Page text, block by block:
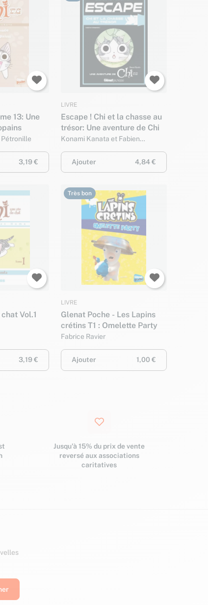
13: Une
3,19 €
LIVRE
Escape ! Chi et la chasse au
trésor: Une aventure de Chi
Konami Kanata et Fabien
Ajouter
4,84 €
Vol.1
3,19 €
Très bon
LIVRE
Glenat Poche - Les Lapins
crétins T1 : Omelette Party
Fabrice Ravier
Ajouter 1,00 €
Jusqu'à 15% du prix de vente
reversé aux associations
caritatives